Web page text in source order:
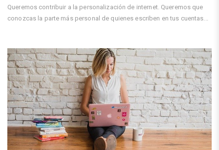
Queremos contribuir a la personalización de internet. Queremos que
conozcas la parte más personal de quienes escriben en tus cuentas...